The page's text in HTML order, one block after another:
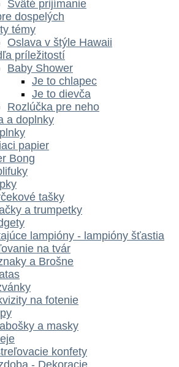
Sväté prijímanie
dospelých
témy
Oslava v štýle Hawaii
príležitostí
Baby Shower
Je to chlapec
Je to dievča
Rozlúčka pre neho
a doplnky
papier
Bong
tašky
a trumpetky
lampióny - lampióny šťastia
na tvár
a Brošne
na fotenie
a masky
konfety
- Dekoracie